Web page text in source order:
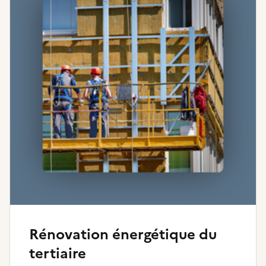
Rénovation énergétique du
tertiaire